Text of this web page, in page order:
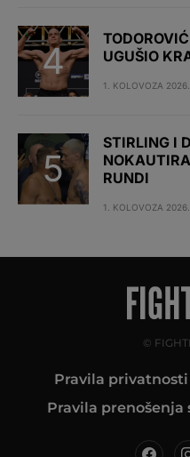
UGUŠIO
1. KOLOVOZA
STIRLING I
RUNDI
1. KOLOVOZA
©
Pravila privatnosti
Pravila prenošenja